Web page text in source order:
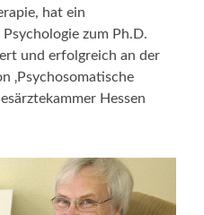
hat ein
zum Ph.D.
und erfolgreich an der
‚Psychosomatische
Hessen